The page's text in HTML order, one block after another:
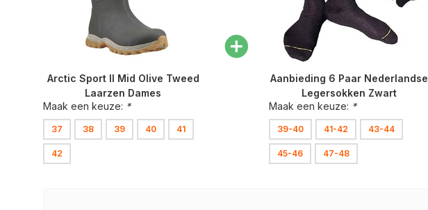
Arctic Sport II Mid Olive Tweed
Laarzen Dames
Maak een keuze: *
37 38 39 40 41
42
Aanbieding 6 Paar Nederlandse
Legersokken Zwart
Maak een keuze: *
39-40 41-42 43-44
45-46 47-48